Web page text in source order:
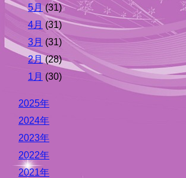
5月(31)
4月 (31)
3月 (31)
2月 (28)
1月 (30)
2025年
2024年
2023年
2022年
2021年